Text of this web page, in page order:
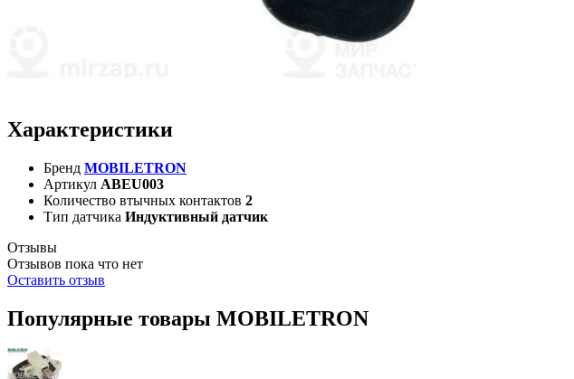
Характеристики
Бренд MOBILETRON
Артикул ABEU003
Количество втычных контактов 2
Тип датчика Индуктивный датчик
Отзывы
Отзывов пока что нет
Оставить отзыв
Популярные товары MOBILETRON